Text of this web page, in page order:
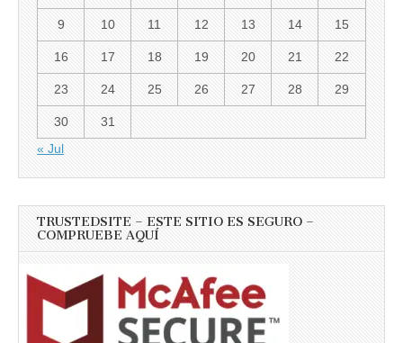
9 10 11 12 13 14 15
16 17 18 19 20 21 22
23 24 25 26 27 28 29
30
31
« Jul
TRUSTEDSITE – ESTE SITIO ES SEGURO –
COMPRUEBE AQUÍ